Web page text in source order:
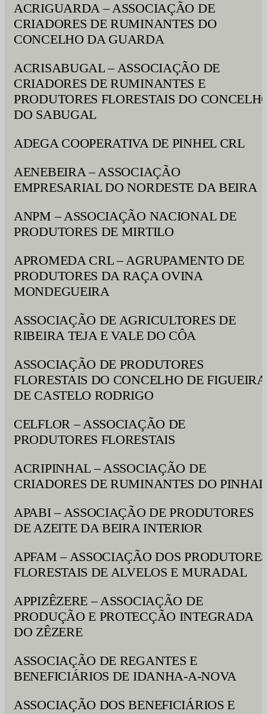
ACRIGUARDA – ASSOCIAÇÃO DE
CRIADORES DE RUMINANTES DO
CONCELHO DA GUARDA
ACRISABUGAL – ASSOCIAÇÃO DE
CRIADORES DE RUMINANTES E
PRODUTORES FLORESTAIS DO
DO SABUGAL
ADEGA COOPERATIVA DE PINHEL CRL
AENEBEIRA – ASSOCIAÇÃO
EMPRESARIAL DO NORDESTE DA BEIRA
ANPM – ASSOCIAÇÃO NACIONAL DE
PRODUTORES DE MIRTILO
APROMEDA CRL – AGRUPAMENTO DE
PRODUTORES DA RAÇA OVINA
MONDEGUEIRA
ASSOCIAÇÃO DE AGRICULTORES DE
RIBEIRA TEJA E VALE DO CÔA
ASSOCIAÇÃO DE PRODUTORES
FLORESTAIS DO CONCELHO DE FIGUEIRA
DE CASTELO RODRIGO
CELFLOR – ASSOCIAÇÃO DE
PRODUTORES FLORESTAIS
ACRIPINHAL – ASSOCIAÇÃO DE
CRIADORES DE RUMINANTES DO PINHAL
APABI – ASSOCIAÇÃO DE PRODUTORES
DE AZEITE DA BEIRA INTERIOR
APFAM – ASSOCIAÇÃO DOS
FLORESTAIS DE ALVELOS E MURADAL
APPIZÊZERE – ASSOCIAÇÃO DE
PRODUÇÃO E PROTECÇÃO INTEGRADA
DO ZÊZERE
ASSOCIAÇÃO DE REGANTES E
BENEFICIÁRIOS DE IDANHA-A-NOVA
ASSOCIAÇÃO DOS BENEFICIÁRIOS E